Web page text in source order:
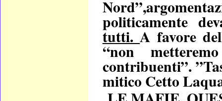
politicamente
tutti.A favore
“non
contribuenti”.
mitico Cetto